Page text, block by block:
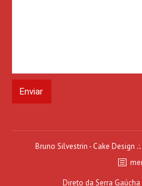
Bruno Silvestrin - Cake Design
Direto da Serra